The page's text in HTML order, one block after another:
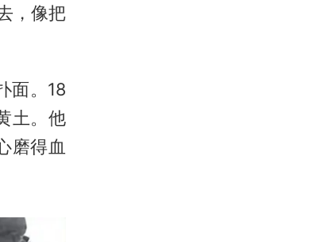
，像把
面。18
土。他
磨得血